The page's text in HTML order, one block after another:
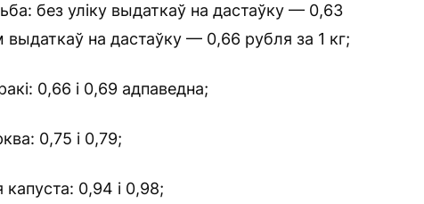
без уліку выдаткаў на дастаўку — 0,63
выдаткаў на дастаўку — 0,66 рубля за 1 кг;
0,66 і 0,69 адпаведна;
0,75 і 0,79;
0,94 і 0,98;